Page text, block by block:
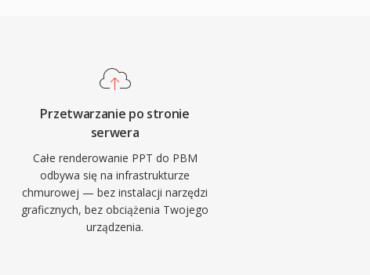
Przetwarzanie po stronie
serwera
Całe renderowanie PPT do PBM
odbywa się na infrastrukturze
chmurowej — bez instalacji narzędzi
graficznych, bez obciążenia Twojego
urządzenia.